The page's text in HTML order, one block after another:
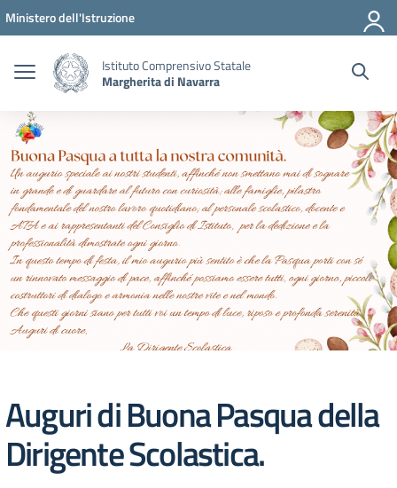
Vai ai contenuti
Vai al menu di navigazione
Vai al footer
Ministero dell'Istruzione
Istituto Comprensivo Statale
Margherita di Navarra
Auguri di Buona Pasqua della
Dirigente Scolastica.